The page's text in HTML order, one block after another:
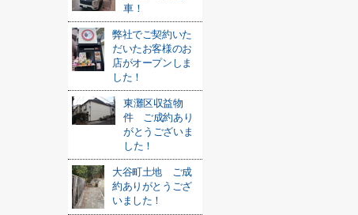
車！
弊社でご契約いた
だいたお客様のお
店がオープンしま
した！
東灘区収益物
件 ご成約あり
がとうございま
した！
大谷町土地 ご成
約ありがとうござ
いました！